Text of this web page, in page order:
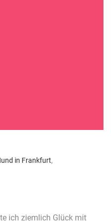
in Frankfurt,
ich ziemlich Glück mit